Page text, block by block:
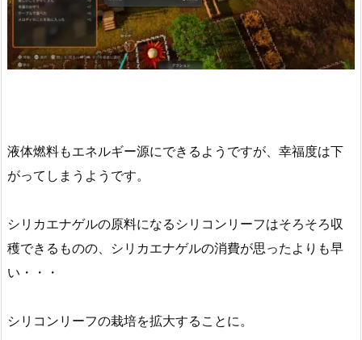
液体燃料もエネルギー源にできるようですが、幸福度は下
がってしまうようです。
シリカエナゲルの原料になるシリコンリーフはそろそろ収
穫できるものの、シリカエナゲルの消費が思ったよりも早
い・・・
シリコンリーフの栽培を拡大することに。